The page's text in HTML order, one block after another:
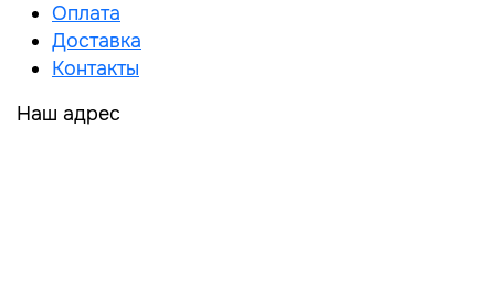
Оплата
Доставка
Контакты
Наш адрес